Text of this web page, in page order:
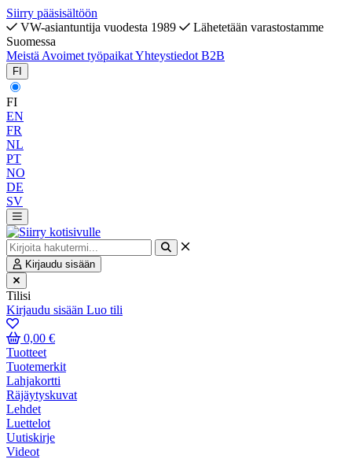
Siirry pääsisältöön
VW-asiantuntija vuodesta 1989
Lähetetään varastostamme
Suomessa
Meistä Avoimet työpaikatYhteystiedot B2B
FI
FI
EN
FR
NL
PT
NO
DE
SV
Kirjaudu sisään
Tilisi
Kirjaudu sisään Luo tili
0,00 €
Tuotteet
Tuotemerkit
Lahjakortti
Räjäytyskuvat
Lehdet
Luettelot
Uutiskirje
Videot